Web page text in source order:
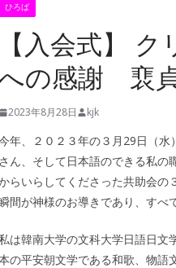
ひろば
【入会式】
の感謝 裵貞
2023年8月28日 kjk
年、２０２３年の３月29日（
さん、そして日本語のできる私
らいらしてくださった共助会の
間が神様のお導きであり、すべ
は韓南大学の文科大学日語日文
の平安朝文学である和歌、物語